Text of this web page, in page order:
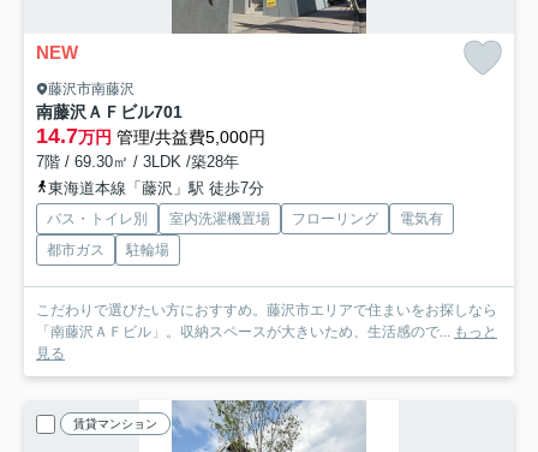
NEW
藤沢市南藤沢
南藤沢ＡＦビル701
14.7万円 管理/共益費5,000円
7階 / 69.30㎡ / 3LDK /築28年
東海道本線「藤沢」駅 徒歩7分
バス・トイレ別 室内洗濯機置場 フローリング
電気有
都市ガス
駐輪場
こだわりで選びたい方におすすめ。藤沢市エリアで住まいをお探しなら
「南藤沢ＡＦビル」。収納スペースが大きいため、生活感ので... もっと
見る
賃貸マンション